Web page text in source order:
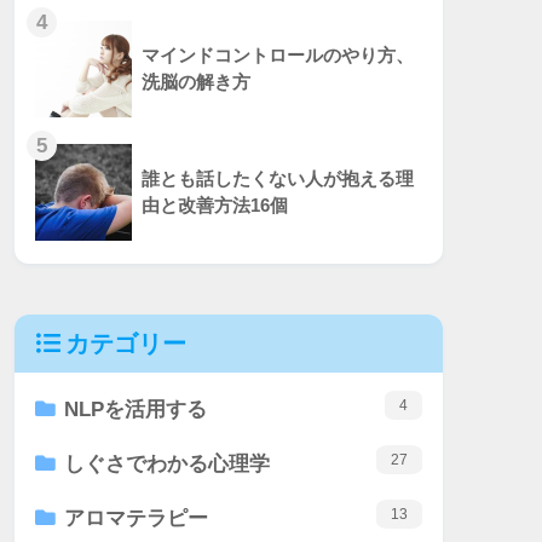
4
マインドコントロールのやり方、
洗脳の解き方
5
誰とも話したくない人が抱える理
由と改善方法16個
カテゴリー
NLPを活用する 4
しぐさでわかる心理学 27
アロマテラピー 13